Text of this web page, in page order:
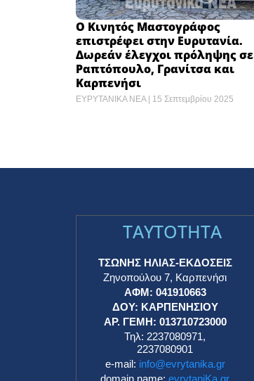
Ο Κινητός Μαστογράφος
επιστρέφει στην Ευρυτανία.
Δωρεάν έλεγχοι πρόληψης σε
Ραπτόπουλο, Γρανίτσα και
Καρπενήσι
ΕΥΡΥΤΑΝΙΚΑ ΝΕΑ 15 Σεπτεμβρίου 2025
TAYTOTHTA
ΤΣΩΝΗΣ ΗΛΙΑΣ-ΕΚΔΟΣΕΙΣ
Ζηνοπούλου 7, Καρπενήσι
ΑΦΜ: 041910663
ΔΟΥ: ΚΑΡΠΕΝΗΣΙΟΥ
ΑΡ. ΓΕΜΗ: 013710723000
Τηλ: 2237080971,
2237080901
e-mail: info@evrytanika.gr
domain name:evrytaniKa.gr